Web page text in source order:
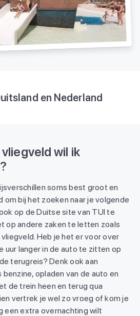
en Nederland
wil ik
soms best groot en
om bij het zoeken naar je volgende
op de Duitse site van TUI te
op andere zaken te letten zoals
Heb je het er voor over
uur langer in de auto te zitten op
terugreis? Denk ook aan
opladen van de auto en
de trein heen en terug qua
vertrek je wel zo vroeg of kom je
een extra overnachting wilt